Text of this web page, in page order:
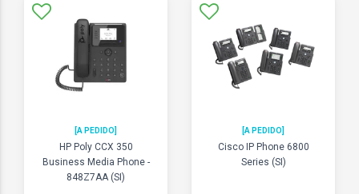
[A PEDIDO]
HP Poly CCX 350
Business Media Phone -
848Z7AA (SI)
[A PEDIDO]
Cisco IP Phone 6800
Series (SI)